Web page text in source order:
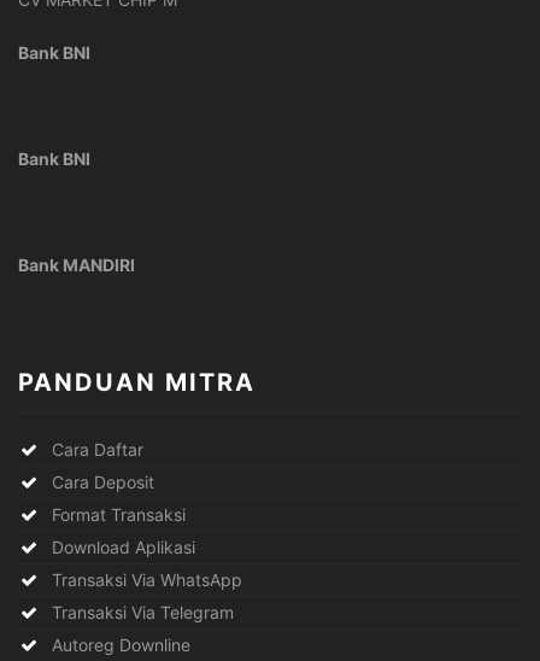
Bank BNI
Bank BNI
Bank MANDIRI
PANDUAN MITRA
Cara Daftar
Cara Deposit
Format Transaksi
Download Aplikasi
Transaksi Via WhatsApp
Transaksi Via Telegram
Autoreg Downline